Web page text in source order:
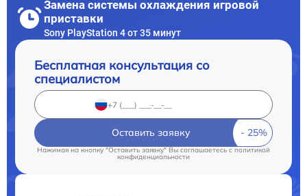
Замена системы охлаждения игровой
приставки
Sony PlayStation 4 от 35 минут
Бесплатная консультация со
специалистом
Оставить заявку
Нажимая на кнопку "Оставить заявку" Вы соглашаетесь cполитикой
конфиденциальности